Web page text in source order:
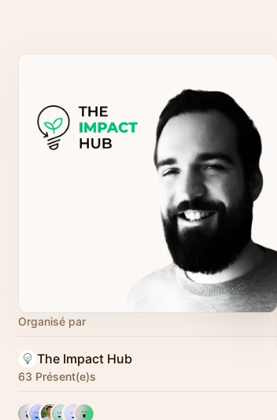
Organisé par
The Impact Hub
63 Présent(e)s